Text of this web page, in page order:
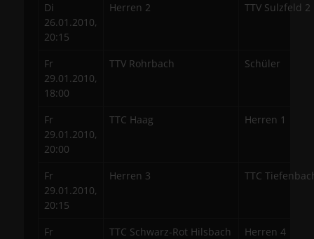
Di
26.01.2010,
20:15
Herren 2 TTV Sulzfeld 2
Fr
29.01.2010,
18:00
TTV Rohrbach Schüler
Fr
29.01.2010,
20:00
TTC Haag Herren 1
Fr
29.01.2010,
20:15
Herren 3 TTC
Fr
TTC Schwarz-Rot Hilsbach Herren 4